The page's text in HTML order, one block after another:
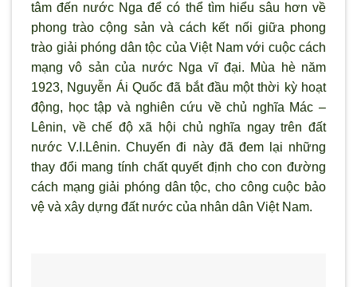
tâm đến nước Nga để có thể tìm hiểu sâu hơn về
phong trào cộng sản và cách kết nối giữa phong
trào giải phóng dân tộc của Việt Nam với cuộc cách
mạng vô sản của nước Nga vĩ đại. Mùa hè năm
1923, Nguyễn Ái Quốc đã bắt đầu một thời kỳ hoạt
động, học tập và nghiên cứu về chủ nghĩa Mác –
Lênin, về chế độ xã hội chủ nghĩa ngay trên đất
nước V.I.Lênin. Chuyến đi này đã đem lại những
thay đổi mang tính chất quyết định cho con đường
cách mạng giải phóng dân tộc, cho công cuộc bảo
vệ và xây dựng đất nước của nhân dân Việt Nam.